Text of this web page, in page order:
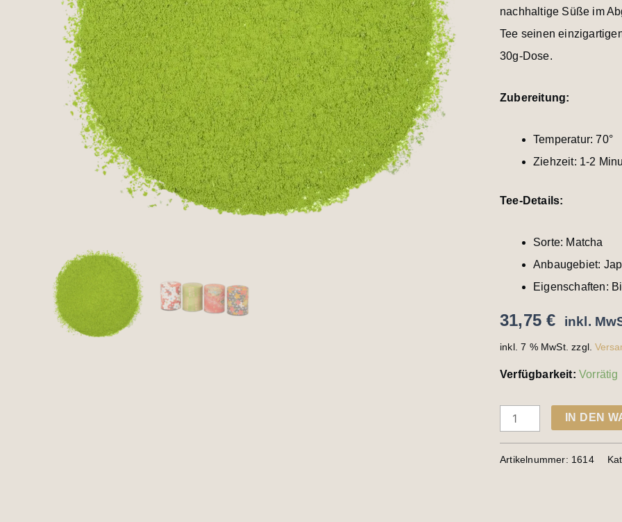
nachhaltige Süße im
Tee seinen
30g-Dose.
Zubereitung:
Temperatur: 70°
Ziehzeit: 1-2
Tee-Details:
Sorte: Matcha
Anbaugebiet:
Eigenschaften:
31,75€ inkl.
inkl. 7 % MwSt. zzgl.
Verfügbarkeit: Vorrätig
IN DEN
Artikelnummer: 1614